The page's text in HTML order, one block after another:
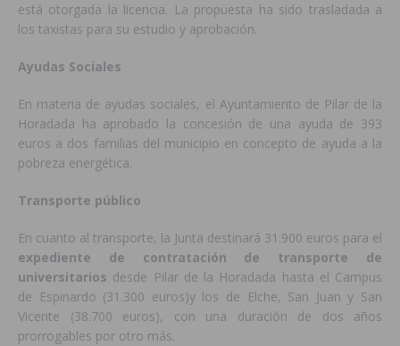
está otorgada la licencia. La propuesta ha sido trasladada a
los taxistas para su estudio y aprobación.
Ayudas Sociales
En materia de ayudas sociales, el Ayuntamiento de Pilar de la
Horadada ha aprobado la concesión de una ayuda de 393
euros a dos familias del municipio en concepto de ayuda a la
pobreza energética.
Transporte público
En cuanto al transporte, la Junta destinará 31.900 euros para el
expediente de contratación de transporte de
universitarios desde Pilar de la Horadada hasta el Campus
de Espinardo (31.300 euros)y los de Elche, San Juan y San
Vicente (38.700 euros), con una duración de dos años
prorrogables por otro más.